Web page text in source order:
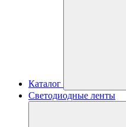
Каталог
Светодиодные ленты